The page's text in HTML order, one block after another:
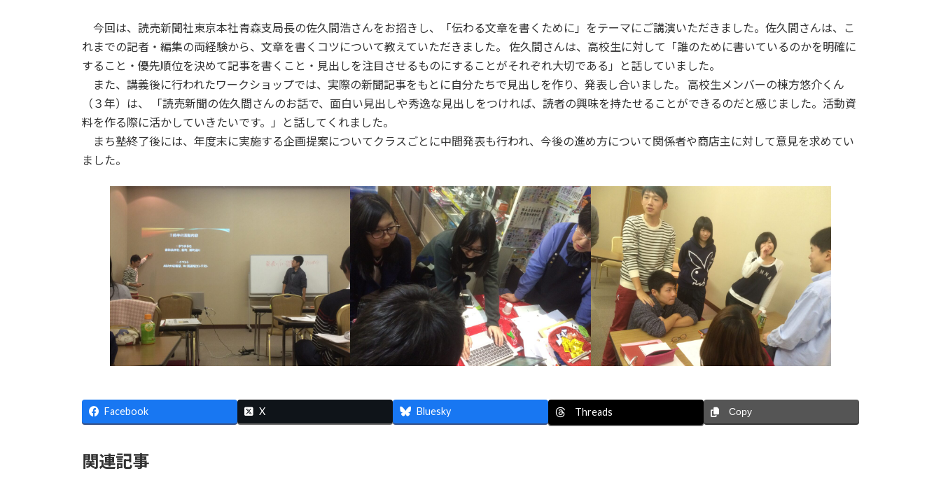
今回は、読売新聞社東京本社青森支局長の佐久間浩さんをお招きし、「伝わる文章を書くために」をテーマにご講演いただきました。佐久間さんは、こ
れまでの記者・編集の両経験から、文章を書くコツについて教えていただきました。 佐久間さんは、高校生に対して「誰のために書いているのかを明確に
すること・優先順位を決めて記事を書くこと・見出しを注目させるものにすることがそれぞれ大切である」と話していました。
また、講義後に行われたワークショップでは、実際の新聞記事をもとに自分たちで見出しを作り、発表し合いました。 高校生メンバーの棟方悠介くん
（３年）は、 「読売新聞の佐久間さんのお話で、面白い見出しや秀逸な見出しをつければ、読者の興味を持たせることができるのだと感じました。活動資
料を作る際に活かしていきたいです。」と話してくれました。
まち塾終了後には、年度末に実施する企画提案についてクラスごとに中間発表も行われ、今後の進め方について関係者や商店主に対して意見を求めてい
ました。
Facebook X Bluesky Threads Copy
関連記事